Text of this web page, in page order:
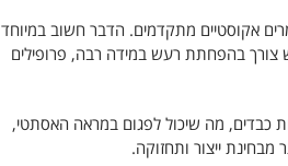
אקוסטיים מתקדמים. הדבר חשוב במיוחד
צורך בהפחתת רעש במידה רבה, פרופילים
כבדים, מה שיכול לפגום במראה האסתטי,
מבחינת ייצור ותחזוקה.